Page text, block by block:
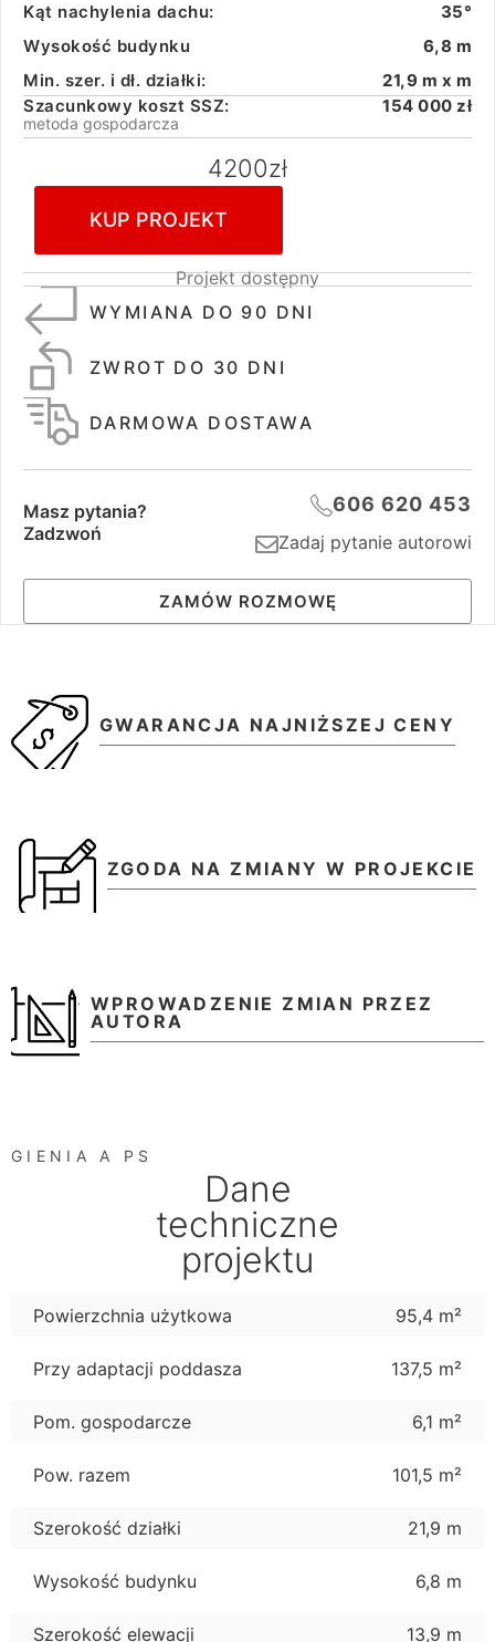
GWARANCJA NAJNIŻSZEJ CENY
ZGODA NA ZMIANY W PROJEKCIE
WPROWADZENIE ZMIAN PRZEZ
AUTORA
GIENIA A PS
Dane
techniczne
projektu
Powierzchnia użytkowa 95,4 m²
Przy adaptacji poddasza 137,5 m²
Pom. gospodarcze 6,1 m²
Pow. razem 101,5 m²
Szerokość działki 21,9 m
Wysokość budynku 6,8 m
Szerokość elewacji 13,9 m
Kąt nachylenia dachu:
35°
Wysokość budynku
6,8 m
Min. szer. i dł. działki:
21,9 m x m
Szacunkowy koszt SSZ:
154 000 zł
metoda gospodarcza
4200zł
KUP PROJEKT
Projekt dostępny
WYMIANA DO 90 DNI
ZWROT DO 30 DNI
DARMOWA DOSTAWA
Masz pytania?
Zadzwoń
606 620 453
Zadaj pytanie autorowi
ZAMÓW ROZMOWĘ